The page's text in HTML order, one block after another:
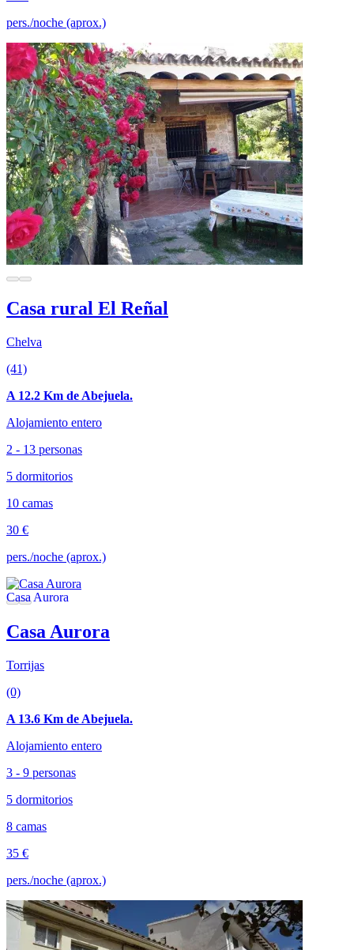
pers./noche (aprox.)
Casa rural El Reñal
Chelva
(41)
A 12.2 Km de Abejuela.
Alojamiento entero
2 - 13 personas
5 dormitorios
10 camas
30 €
pers./noche (aprox.)
Casa Aurora
Torrijas
(0)
A 13.6 Km de Abejuela.
Alojamiento entero
3 - 9 personas
5 dormitorios
8 camas
35 €
pers./noche (aprox.)